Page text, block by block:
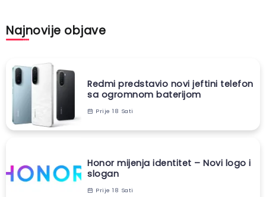
Najnovije objave
Redmi predstavio novi jeftini telefon
sa ogromnom baterijom
Prije 18 Sati
Honor mijenja identitet – Novi logo i
slogan
Prije 18 Sati